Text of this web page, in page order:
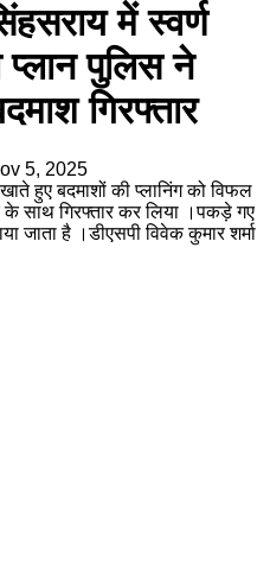
में स्वर्ण
पुलिस ने
गिरफ्तार
5, 2025
हुए बदमाशों की प्लानिंग को विफल
के साथ गिरफ्तार कर लिया ।पकड़े गए
जाता है ।डीएसपी विवेक कुमार शर्मा